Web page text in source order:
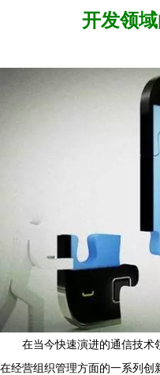
开发领
在当今快速演进的通信技术
在经营组织管理方面的一系列